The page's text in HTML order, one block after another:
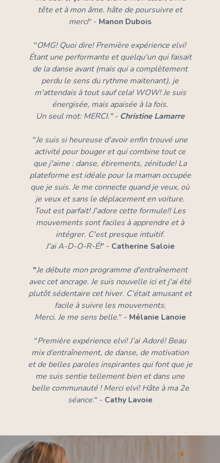
tête et à mon âme. hâte de poursuivre et
merci" - Manon Dubois
"OMG! Quoi dire! Première expérience elvi!
Étant une performante et quelqu'un qui faisait
de la danse avant (mais qui a complètement
perdu le sens du rythme maitenant), je
m'attendais à tout sauf cela! WOW! Je suis
énergisée, mais apaisée à la fois.
Un seul mot: MERCI." - Christine Lamarre
"Je suis si heureuse d'avoir enfin trouvé une
activité pour bouger et qui combine tout ce
que j'aime : danse, étirements, zénitude! La
plateforme est idéale pour la maman occupée
que je suis. Je me connecte quand je veux, où
je veux et sans le déplacement en voiture.
Tout est parfait! J'adore cette formule!! Les
mouvements sont faciles à apprendre et à
intégrer. C'est presque intuitif.
J'ai A-D-O-R-É!" - Catherine Saloie
"Je débute mon programme d'entraînement
avec cet ancrage. Je suis nouvelle ici et j'ai été
plutôt sédentaire cet hiver. C'était amusant et
facile à suivre les mouvements.
Merci. Je me sens belle." - Mélanie Lanoie
"Première expérience elvi! J’ai Adoré! Beau
mix d’entraînement, de danse, de motivation
et de belles paroles inspirantes qui font que je
me suis sentie tellement bien et dans une
belle communauté ! Merci elvi! Hâte à ma 2e
séance." - Cathy Lavoie